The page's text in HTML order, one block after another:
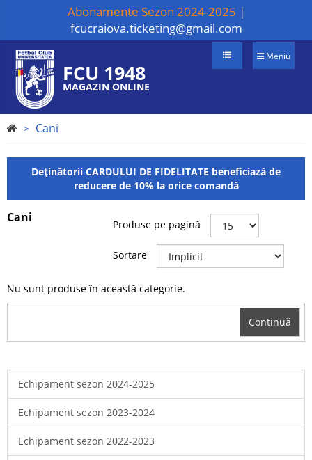
Abonamente Sezon 2024-2025 |
fcucraiova.ticketing@gmail.com
Meniu
FCU 1948
MAGAZIN ONLINE
Cani
Deținătorii CARDULUI DE FIDELITATE beneficiază de
reducere de 10% la orice comandă
Cani Produse pe pagină
Sortare
Nu sunt produse în această categorie.
Continuă
Echipament sezon 2024-2025
Echipament sezon 2023-2024
Echipament sezon 2022-2023